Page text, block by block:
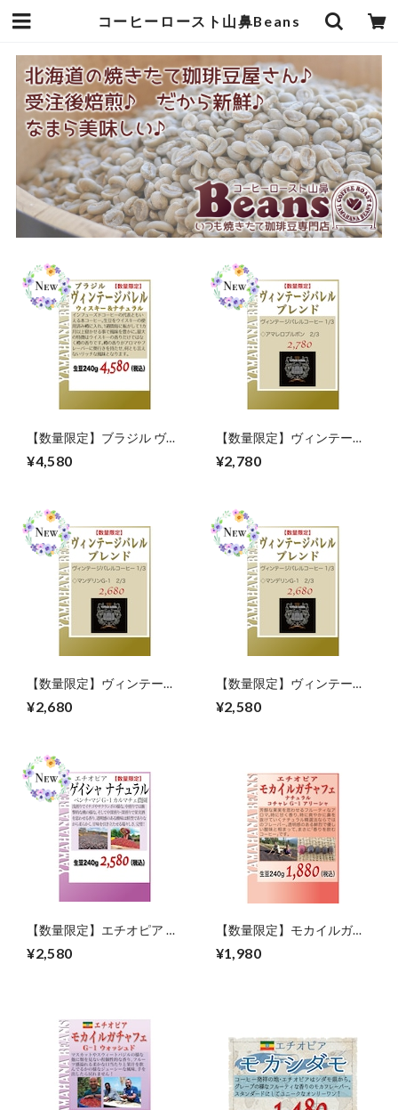
コーヒーロースト山鼻Beans
【数量限定】ブラジル ヴィ
ウィスキー 生豆240gを焙煎
¥4,580
【数量限定】ヴィンテージ
ブルボン）【オリジナルブ
¥2,780
【数量限定】ヴィンテージ
バレルブレンド（マンデリ
ンG-1）【オリジナルブレ
¥2,680
【数量限定】ヴィンテージ
バレルブレンド（ガテマラ
SHB）【オリジナルブレン
¥2,580
【数量限定】エチオピア ゲ
マチェ農園 生豆240gを焙煎
¥2,580
【数量限定】モカイルガチ
ピア）生豆240gを焙煎
¥1,980